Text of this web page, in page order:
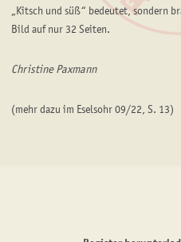
„Kitsch und süß“ bedeutet, sondern
Bild auf nur 32 Seiten.
Christine Paxmann
(mehr dazu im Eselsohr 09/22, S. 13)